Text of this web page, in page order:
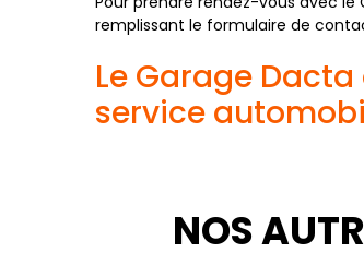
remplissant le formulaire de
Le Garage
service
NOS